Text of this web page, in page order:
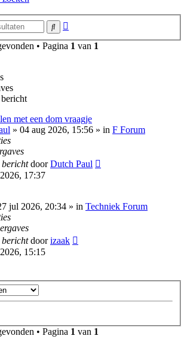
Zoek
• Pagina 1 van 1
met een dom vraagje
» 04 aug 2026, 15:56 » in F Forum
berichtdoorDutch Paul
17:37
jul 2026, 20:34 » in Techniek Forum
berichtdoorizaak
15:15
• Pagina 1 van 1